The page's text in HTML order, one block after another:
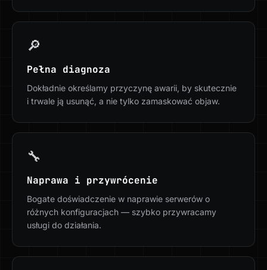
🔎
Pełna diagnoza
Dokładnie określamy przyczynę awarii, by skutecznie
i trwale ją usunąć, a nie tylko zamaskować objaw.
🔧
Naprawa i przywrócenie
Bogate doświadczenie w naprawie serwerów o
różnych konfiguracjach — szybko przywracamy
usługi do działania.